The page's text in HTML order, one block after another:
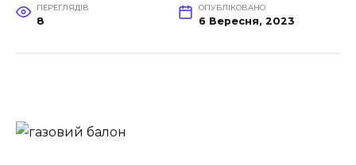
ПЕРЕГЛЯДІВ
8
ОПУБЛІКОВАНО
6 Вересня, 2023